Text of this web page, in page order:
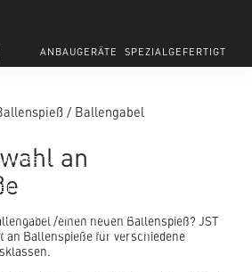
ANBAUGERÄTE SPEZIALGEFERTIGT
BEGINNEN MIT EINER STARKEN
SCHAUFEL VON JST NACH
MIT DREIFACHEN
AKJ BAUUNTERNEHMER
GRÜNGUTGABELCMC
/ Ballengabel
an
/einen neuen Ballenspieß? JST
an Ballenspieße für verschiedene